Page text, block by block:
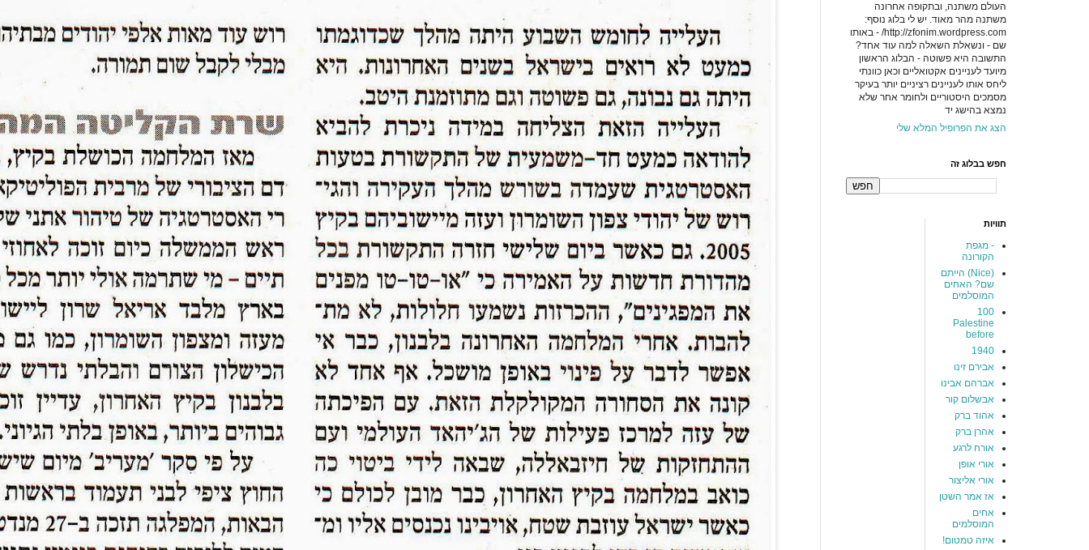
העולם משתנה, ובתקופה אחרונה
משתנה מהר מאוד. יש לי בלוג נוסף:
http://zfonim.wordpress.com/ - באותו
שם - ונשאלת השאלה למה עוד אחד?
התשובה היא פשוטה - הבלוג הראשון
מיועד לעניינים אקטואליים וכאן כוונתי
ליחס אותו לעניינים רציניים יותר בעיקר
מסמכים היסטוריים ולחומר אחר שלא
נמצא בהישג יד
הצג את הפרופיל המלא שלי
חפש בבלוג זה
תוויות
- מגפת
הקורונה
(Nice) הייתם
שם? האחים
המוסלמים
100
Palestine
before
1940
אבירם זינו
אברהם אבינו
אבשלום קור
אהוד ברק
אהרן ברק
אורח לרגע
אורי אופן
אורי אליצור
אז אמר השטן
אחים
המוסלמים
איזה טמטום!